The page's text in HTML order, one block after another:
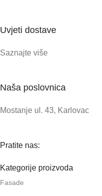
Uvjeti dostave
Saznajte više
Naša poslovnica
Mostanje ul. 43, Karlovac
Pratite nas:
Kategorije proizvoda
Fasade